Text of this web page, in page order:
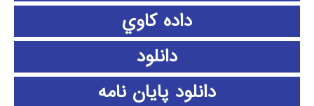
داده كاوي
دانلود
دانلود پايان نامه